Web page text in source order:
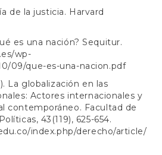
de la justicia. Harvard
es una nación? Sequitur.
wp-
09/que-es-una-nacion.pdf
La globalización en las
Actores internacionales y
contemporáneo. Facultad de
43(119), 625-654.
index.php/derecho/article/